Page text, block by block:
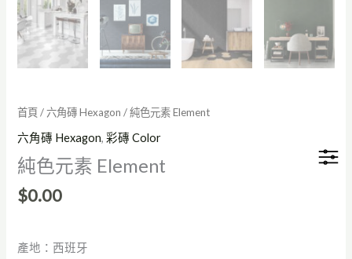
首頁/六角磚 Hexagon / 純色元素 Element
六角磚 Hexagon,彩磚 Color
純色元素 Element
$0.00
產地：西班牙